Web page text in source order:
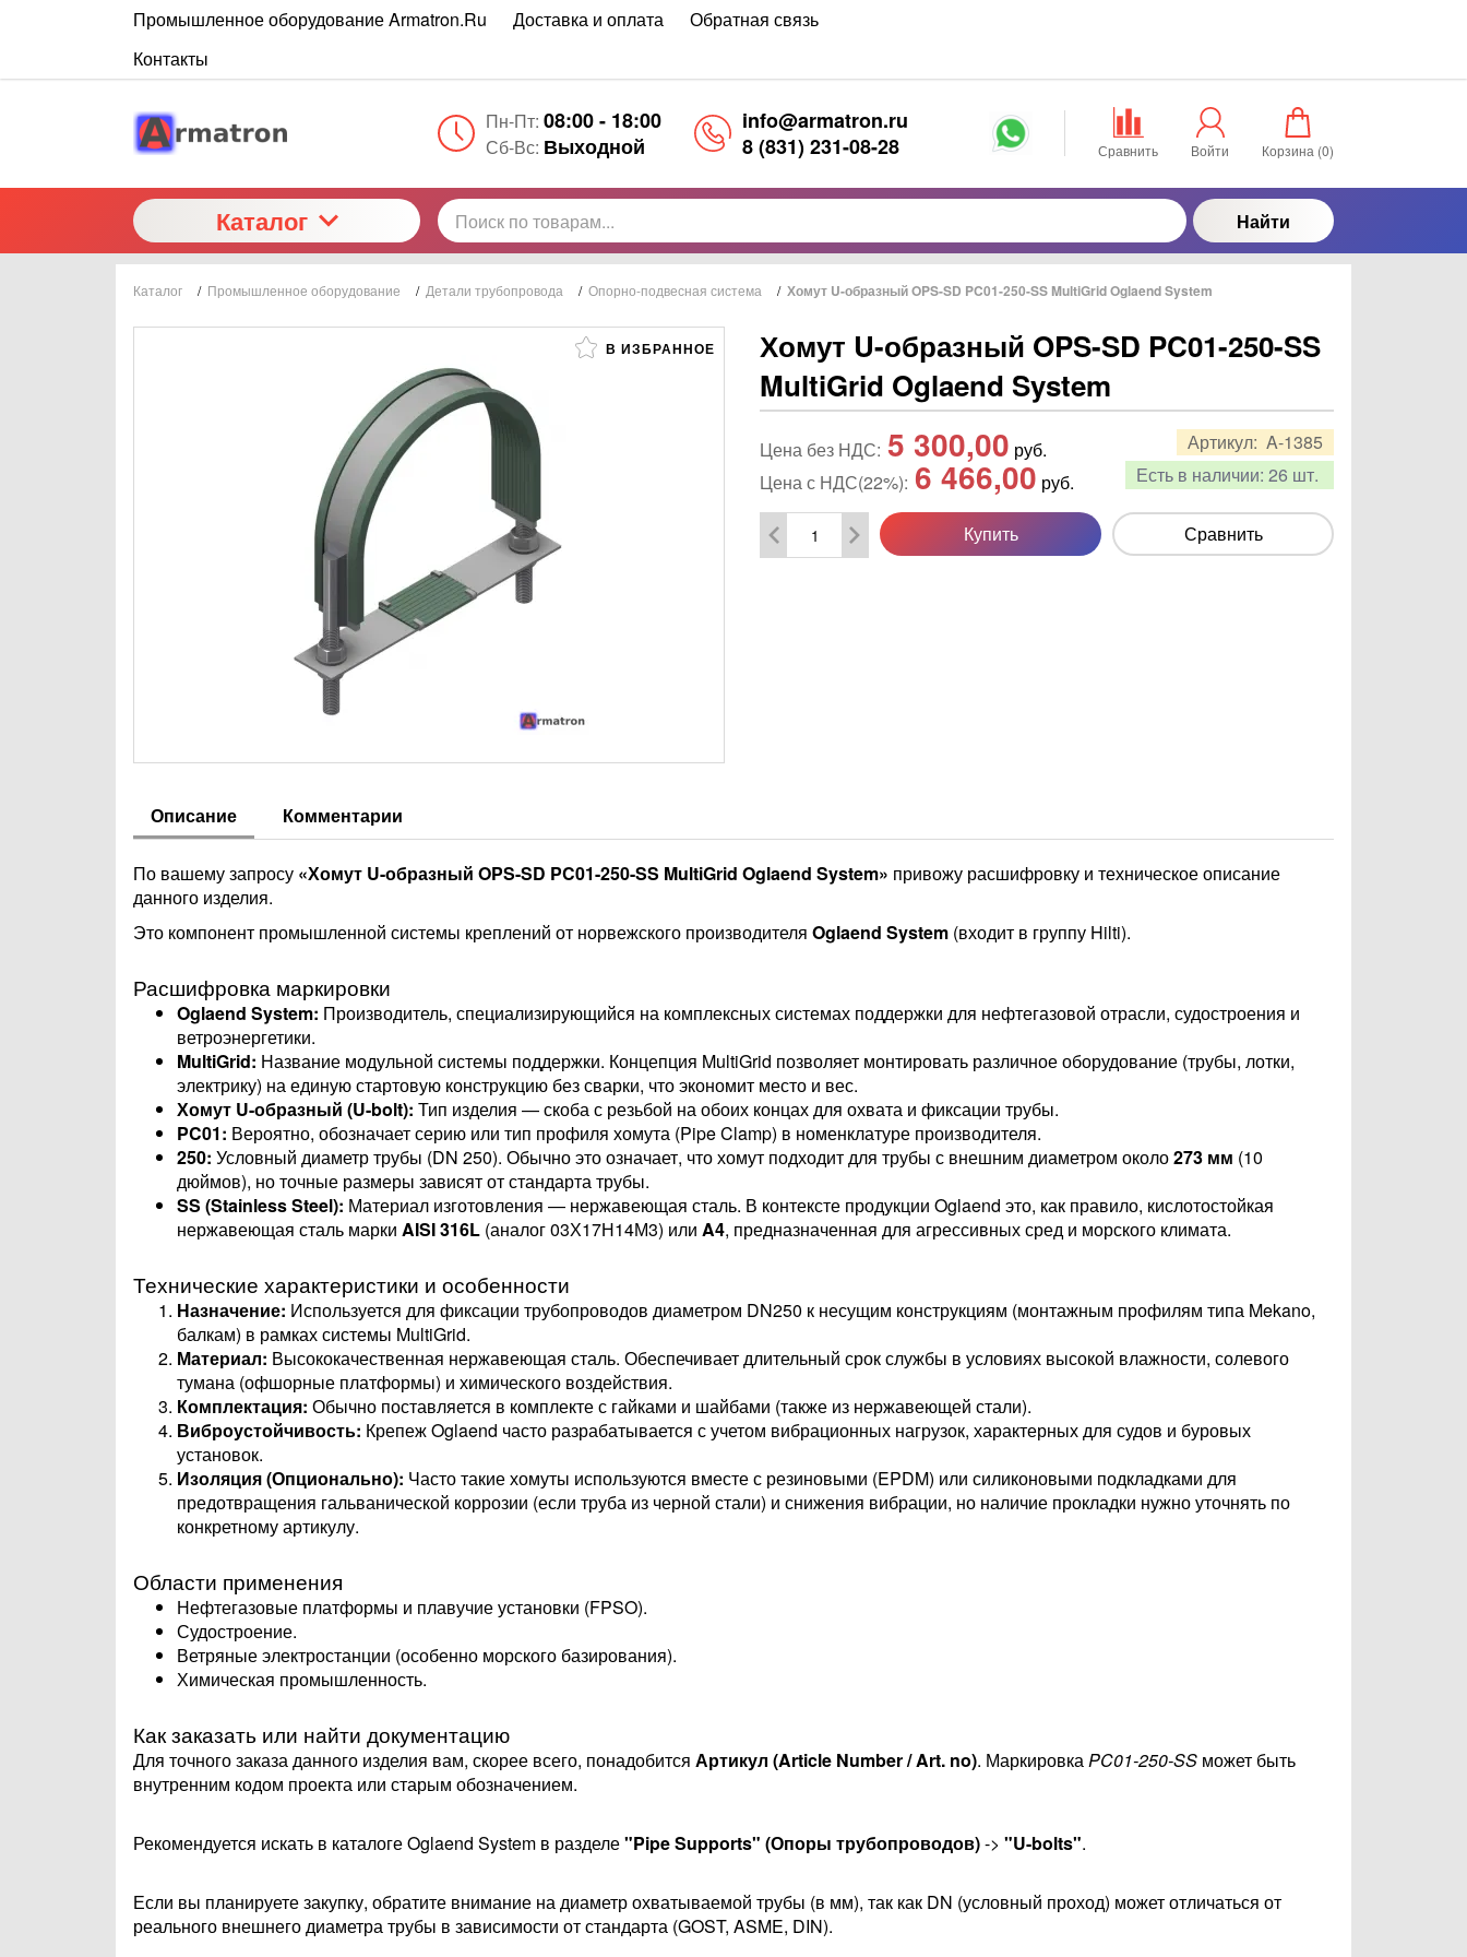
Промышленное оборудование Armatron.Ru Доставка и оплата
Обратная связь
Контакты
Пн-Пт: 08:00 - 18:00
Сб-Вс: Выходной
info@armatron.ru
8 (831) 231-08-28
Сравнить Войти Корзина (0)
Каталог Найти
Каталог / Промышленное оборудование / Детали трубопровода / Опорно-подвесная система / Хомут U-образный OPS-SD PC01-250-SS MultiGrid Oglaend System
В ИЗБРАННОЕ
Хомут U-образный OPS-SD PC01-250-SS
MultiGrid Oglaend System
Артикул: A-1385
Есть в наличии: 26 шт.
Цена без НДС: 5 300,00 руб.
Цена с НДС(22%): 6 466,00 руб.
Купить Сравнить
Описание Комментарии
По вашему запросу «Хомут U-образный OPS-SD PC01-250-SS MultiGrid Oglaend System» привожу расшифровку и техническое описание
данного изделия.
Это компонент промышленной системы креплений от норвежского производителя Oglaend System (входит в группу Hilti).
Расшифровка маркировки
Oglaend System: Производитель, специализирующийся на комплексных системах поддержки для нефтегазовой отрасли, судостроения и
ветроэнергетики.
MultiGrid: Название модульной системы поддержки. Концепция MultiGrid позволяет монтировать различное оборудование (трубы, лотки,
электрику) на единую стартовую конструкцию без сварки, что экономит место и вес.
Хомут U-образный (U-bolt): Тип изделия — скоба с резьбой на обоих концах для охвата и фиксации трубы.
PC01: Вероятно, обозначает серию или тип профиля хомута (Pipe Clamp) в номенклатуре производителя.
250: Условный диаметр трубы (DN 250). Обычно это означает, что хомут подходит для трубы с внешним диаметром около273 мм (10
дюймов), но точные размеры зависят от стандарта трубы.
SS (Stainless Steel): Материал изготовления — нержавеющая сталь. В контексте продукции Oglaend это, как правило, кислотостойкая
нержавеющая сталь марки AISI 316L (аналог 03Х17Н14М3) или A4, предназначенная для агрессивных сред и морского климата.
Технические характеристики и особенности
Назначение: Используется для фиксации трубопроводов диаметром DN250 к несущим конструкциям (монтажным профилям типа Mekano,
балкам) в рамках системы MultiGrid.
Материал: Высококачественная нержавеющая сталь. Обеспечивает длительный срок службы в условиях высокой влажности, солевого
тумана (офшорные платформы) и химического воздействия.
Комплектация: Обычно поставляется в комплекте с гайками и шайбами (также из нержавеющей стали).
Виброустойчивость: Крепеж Oglaend часто разрабатывается с учетом вибрационных нагрузок, характерных для судов и буровых
установок.
Изоляция (Опционально): Часто такие хомуты используются вместе с резиновыми (EPDM) или силиконовыми подкладками для
предотвращения гальванической коррозии (если труба из черной стали) и снижения вибрации, но наличие прокладки нужно уточнять по
конкретному артикулу.
Области применения
Нефтегазовые платформы и плавучие установки (FPSO).
Судостроение.
Ветряные электростанции (особенно морского базирования).
Химическая промышленность.
Как заказать или найти документацию
Для точного заказа данного изделия вам, скорее всего, понадобится Артикул (Article Number / Art. no). МаркировкаPC01-250-SS может быть
внутренним кодом проекта или старым обозначением.
Рекомендуется искать в каталоге Oglaend System в разделе"Pipe Supports" (Опоры трубопроводов)-> "U-bolts".
Если вы планируете закупку, обратите внимание на диаметр охватываемой трубы (в мм), так как DN (условный проход) может отличаться от
реального внешнего диаметра трубы в зависимости от стандарта (GOST, ASME, DIN).